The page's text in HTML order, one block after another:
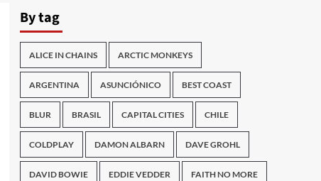
By tag
ALICE IN CHAINS ARCTIC MONKEYS
ARGENTINA ASUNCIÓNICO BEST COAST
BLUR BRASIL CAPITAL CITIES CHILE
COLDPLAY DAMON ALBARN DAVE GROHL
DAVID BOWIE EDDIE VEDDER FAITH NO MORE